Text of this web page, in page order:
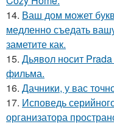
14. Ваш дом может
медленно съедать
заметите как.
15. Дьявол носит
фильма.
16. Дачники, у вас
17. Исповедь
организатора